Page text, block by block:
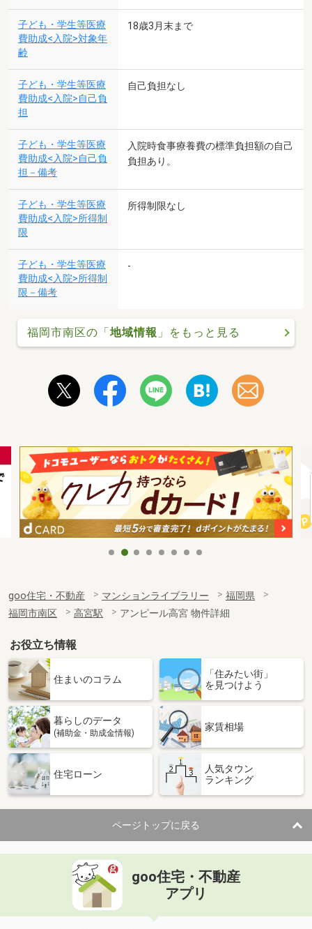
子ども・学生等医療
費助成<入院>対象年
齢
18歳3月末まで
子ども・学生等医療
費助成<入院>自己負
担
自己負担なし
子ども・学生等医療
費助成<入院>自己負
担－備考
入院時食事療養費の標準負担額の自己
負担あり。
子ども・学生等医療
費助成<入院>所得制
限
所得制限なし
子ども・学生等医療
費助成<入院>所得制
限－備考
-
福岡市南区の「地域情報 」をもっと見る
goo住宅・不動産 マンションライブラリー
福岡県
福岡市南区
高宮駅 アンピール高宮 物件詳細
お役立ち情報
住まいのコラム
「住みたい街」
を見つけよう
暮らしのデータ
(補助金・助成金情報)
家賃相場
住宅ローン
人気タウン
ランキング
ページトップに戻る
goo住宅・不動産
アプリ